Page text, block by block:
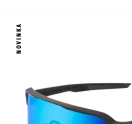
NOVINKA